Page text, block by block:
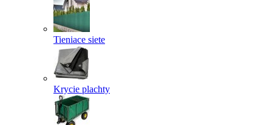
Tieniace siete
Krycie plachty